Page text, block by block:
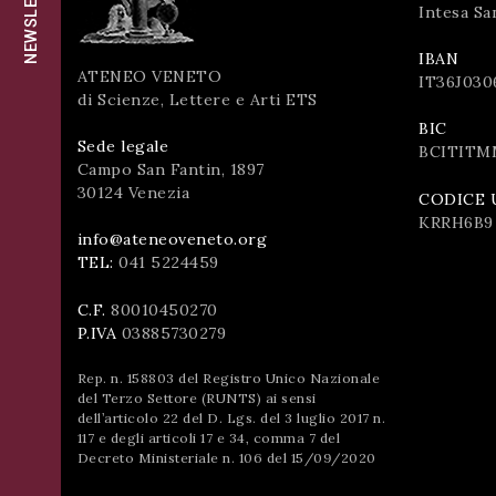
ISCRIVITI
successo!
ATENEO VENETO
di Scienze, Lettere e Arti ETS
Sede legale
Campo San Fantin, 1897
30124 Venezia
info@ateneoveneto.org
TEL: 041 5224459
C.F. 80010450270
P.IVA 03885730279
Rep. n. 158803 del Registro Unico Nazionale
del Terzo Settore (RUNTS) ai sensi
dell’articolo 22 del D. Lgs. del 3 luglio 2017 n.
117 e degli articoli 17 e 34, comma 7 del
Decreto Ministeriale n. 106 del 15/09/2020
Intesa
IBAN
BIC
CODICE
KRRH6B9